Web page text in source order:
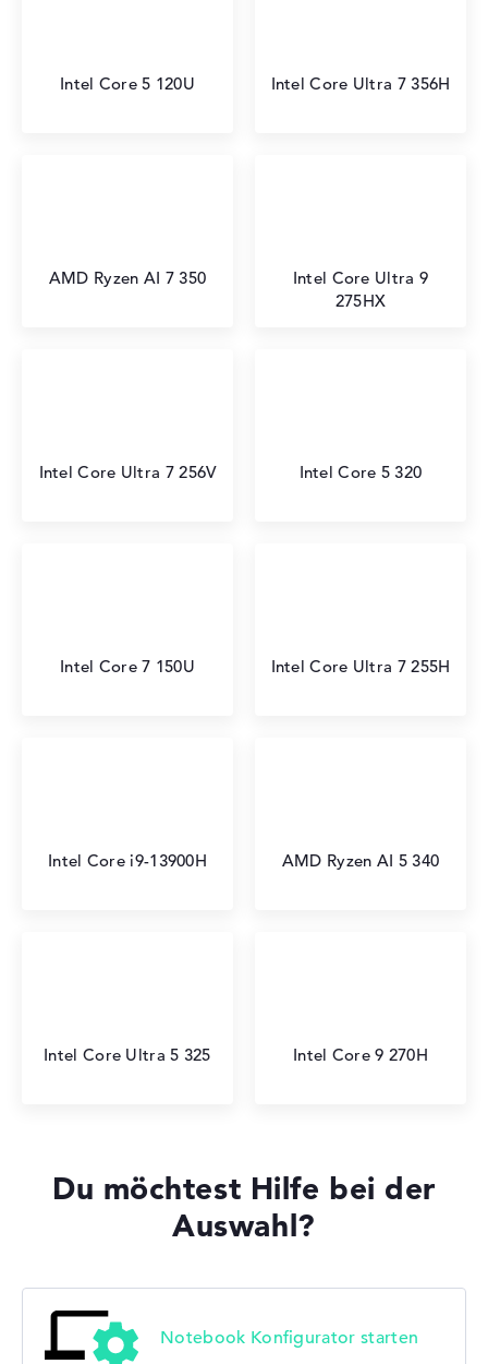
Intel Core 5 120U Intel Core Ultra 7 356H
AMD Ryzen AI 7 350
Intel Core Ultra 9
275HX
Intel Core Ultra 7 256V Intel Core 5 320
Intel Core 7 150U Intel Core Ultra 7 255H
Intel Core i9-13900H AMD Ryzen AI 5 340
Intel Core Ultra 5 325 Intel Core 9 270H
Du möchtest Hilfe bei der
Auswahl?
Notebook Konfigurator starten